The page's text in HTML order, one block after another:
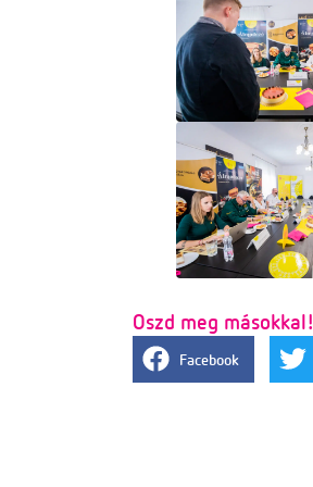
Oszd meg másokkal!
Facebook